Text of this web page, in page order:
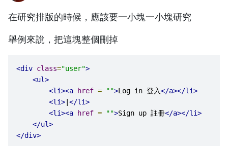
在研究排版的時候，應該要一小塊一小塊研究
舉例來說，把這塊整個刪掉
<div class="user">
<ul>
<li><a
href = "">Log in 登入</a></li>
<li> </li>
<li><a
href = "">Sign up 註冊</a></li>
</ul>
</div>